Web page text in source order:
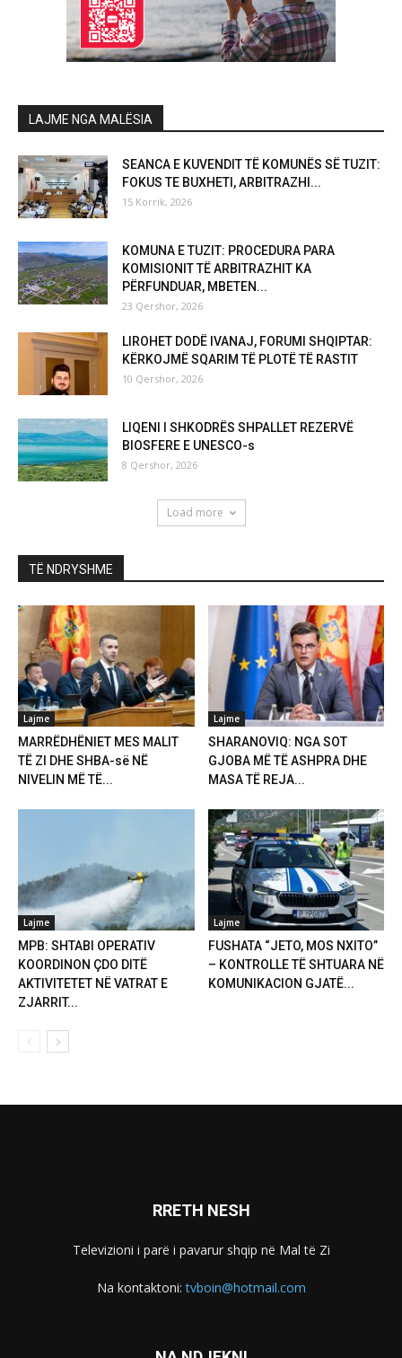
LAJME NGA MALËSIA
SEANCA E KUVENDIT TË KOMUNËS SË TUZIT:
FOKUS TE BUXHETI, ARBITRAZHI...
15 Korrik, 2026
KOMUNA E TUZIT: PROCEDURA PARA
KOMISIONIT TË ARBITRAZHIT KA
PËRFUNDUAR, MBETEN...
23 Qershor, 2026
LIROHET DODË IVANAJ, FORUMI SHQIPTAR:
KËRKOJMË SQARIM TË PLOTË TË RASTIT
10 Qershor, 2026
LIQENI I SHKODRËS SHPALLET REZERVË
BIOSFERE E UNESCO-s
8 Qershor, 2026
Load more
TË NDRYSHME
Lajme
MARRËDHËNIET MES MALIT
TË ZI DHE SHBA-së NË
NIVELIN MË TË...
Lajme
SHARANOVIQ: NGA SOT
GJOBA MË TË ASHPRA DHE
MASA TË REJA...
Lajme
MPB: SHTABI OPERATIV
KOORDINON ÇDO DITË
AKTIVITETET NË VATRAT E
ZJARRIT...
Lajme
FUSHATA “JETO, MOS NXITO”
– KONTROLLE TË SHTUARA NË
KOMUNIKACION GJATË...
RRETH NESH
Televizioni i parë i pavarur shqip në Mal të Zi
Na kontaktoni:tvboin@hotmail.com